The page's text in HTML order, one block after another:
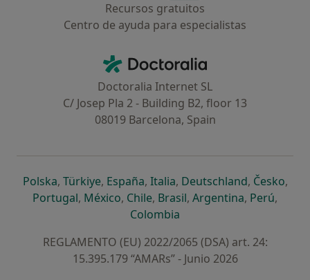
Recursos gratuitos
Centro de ayuda para especialistas
Doctoralia - Página de inicio
Doctoralia Internet SL
C/ Josep Pla 2 - Building B2, floor 13
08019 Barcelona, Spain
Polskase abre en una nueva pestaña
, Türkiyese abre en una nueva pestaña
, Españase abre en una nueva pestaña
, Italiase abre en una nueva
, Deutschlandse abre en
, Českose
,
Portugalse abre en una nueva pestaña
, Méxicose abre en una nueva pestaña
, Chilese abre en una nueva pestaña
, Brasilse abre en una nueva
, Argentinase abre en
, Perúse
,
Colombia
REGLAMENTO (EU) 2022/2065 (DSA) art. 24:
15.395.179 “AMARs” - Junio 2026